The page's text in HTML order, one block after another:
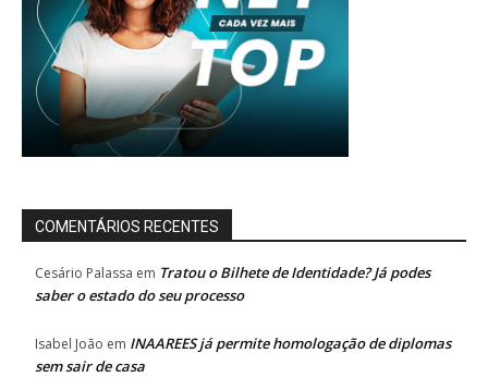
COMENTÁRIOS RECENTES
Cesário Palassa em Tratou o Bilhete de Identidade? Já podes
saber o estado do seu processo
Isabel João em INAAREES já permite homologação de diplomas
sem sair de casa